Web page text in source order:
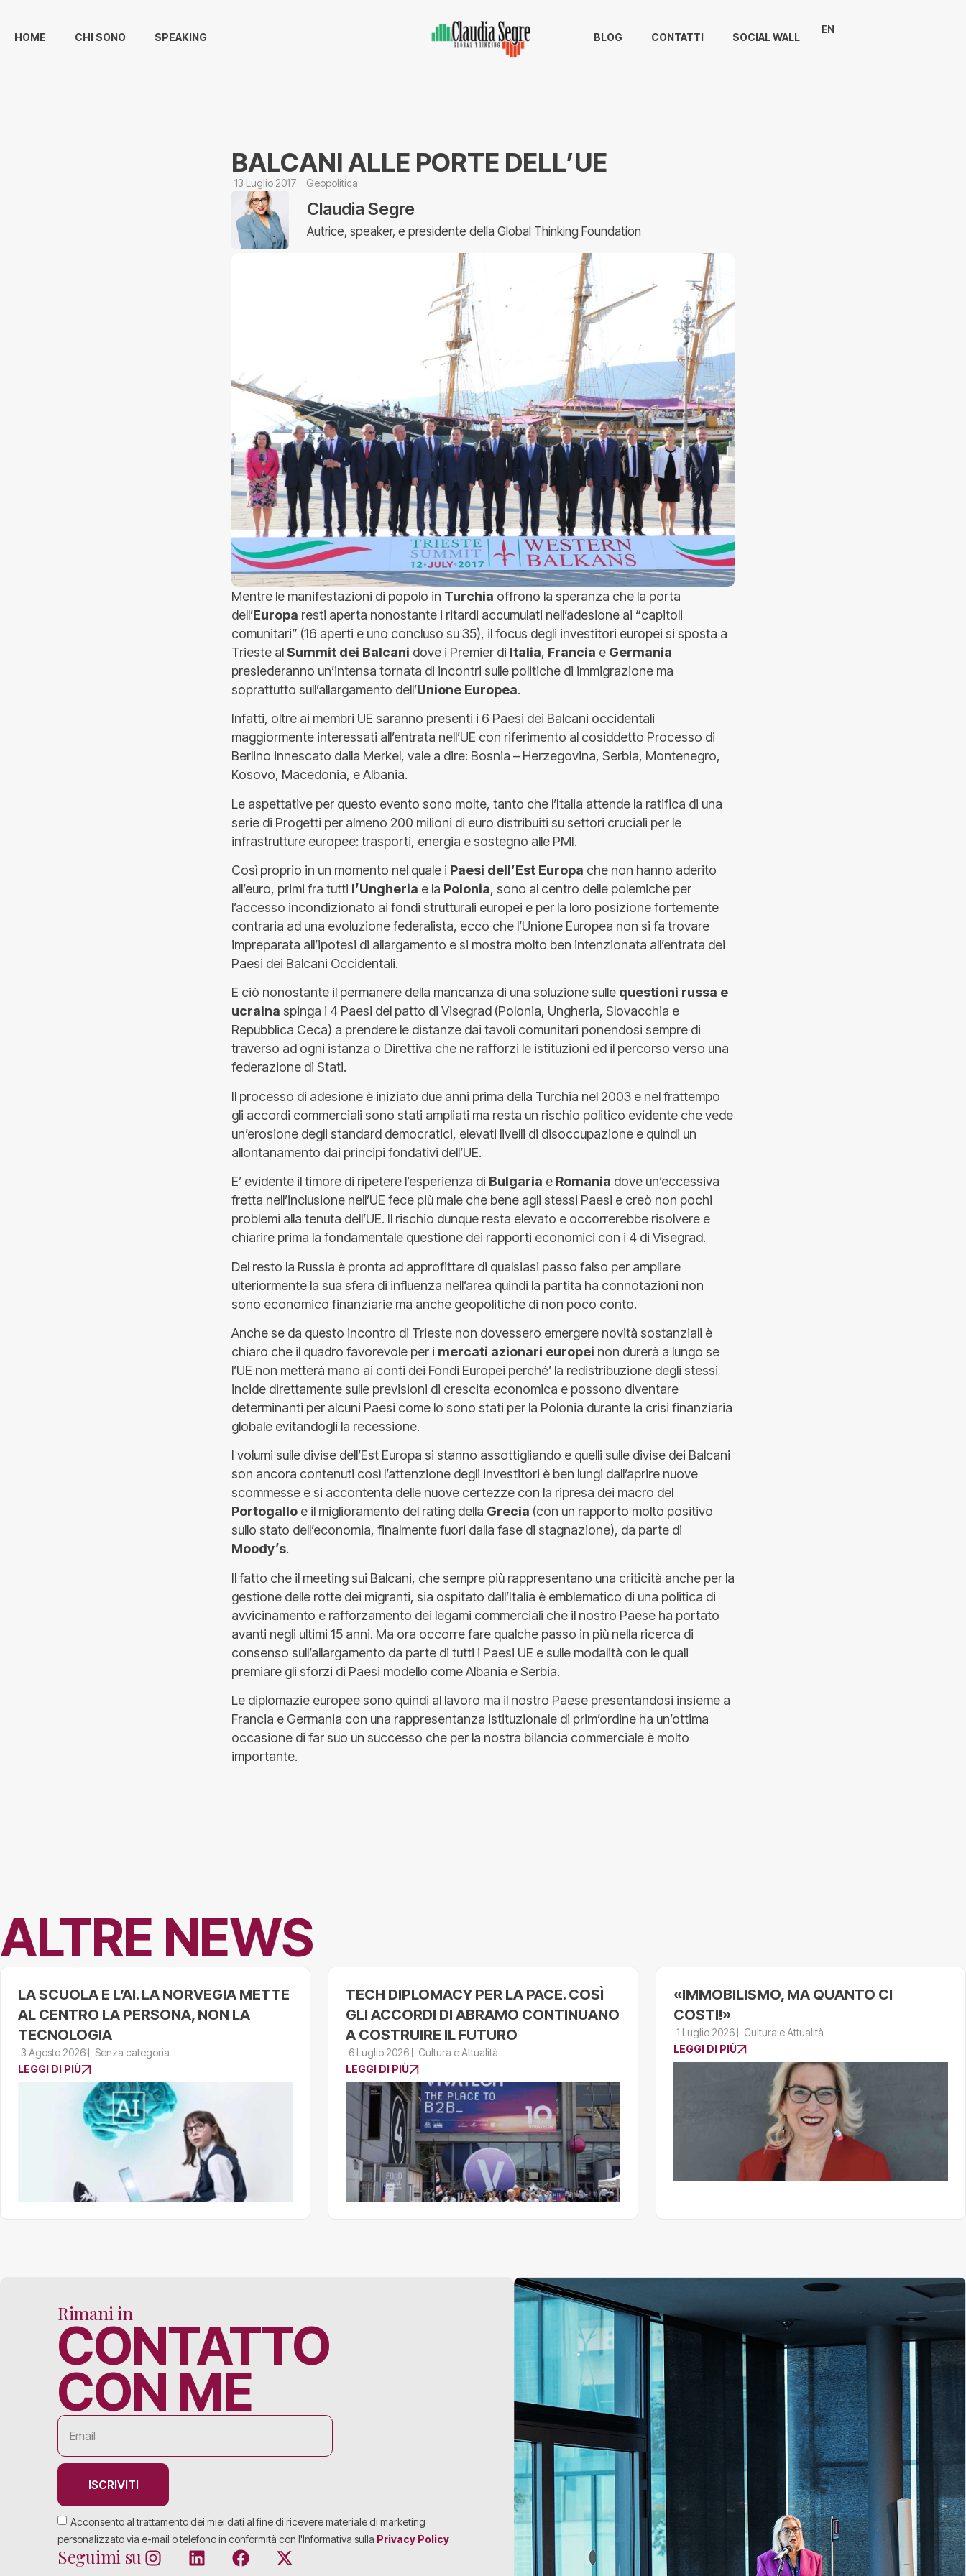
HOME CHI SONO SPEAKING BLOG CONTATTI SOCIAL WALL
EN
BALCANI ALLE PORTE DELL’UE
13 Luglio 2017 Geopolitica
Claudia Segre
Autrice, speaker, e presidente della Global Thinking Foundation
Mentre le manifestazioni di popolo in Turchia offrono la speranza che la porta
dell’Europa resti aperta nonostante i ritardi accumulati nell’adesione ai “capitoli
comunitari” (16 aperti e uno concluso su 35), il focus degli investitori europei si sposta a
Trieste alSummit dei Balcani dove i Premier di Italia, Francia e Germania
presiederanno un’intensa tornata di incontri sulle politiche di immigrazione ma
soprattutto sull’allargamento dell’Unione Europea.
Infatti, oltre ai membri UE saranno presenti i 6 Paesi dei Balcani occidentali
maggiormente interessati all’entrata nell’UE con riferimento al cosiddetto Processo di
Berlino innescato dalla Merkel, vale a dire: Bosnia – Herzegovina, Serbia, Montenegro,
Kosovo, Macedonia, e Albania.
Le aspettative per questo evento sono molte, tanto che l’Italia attende la ratifica di una
serie di Progetti per almeno 200 milioni di euro distribuiti su settori cruciali per le
infrastrutture europee: trasporti, energia e sostegno alle PMI.
Così proprio in un momento nel quale i Paesi dell’Est Europa che non hanno aderito
all’euro, primi fra tutti l’Ungheria e la Polonia, sono al centro delle polemiche per
l’accesso incondizionato ai fondi strutturali europei e per la loro posizione fortemente
contraria ad una evoluzione federalista, ecco che l’Unione Europea non si fa trovare
impreparata all’ipotesi di allargamento e si mostra molto ben intenzionata all’entrata dei
Paesi dei Balcani Occidentali.
E ciò nonostante il permanere della mancanza di una soluzione sulle questioni russa e
ucraina spinga i 4 Paesi del patto di Visegrad (Polonia, Ungheria, Slovacchia e
Repubblica Ceca) a prendere le distanze dai tavoli comunitari ponendosi sempre di
traverso ad ogni istanza o Direttiva che ne rafforzi le istituzioni ed il percorso verso una
federazione di Stati.
Il processo di adesione è iniziato due anni prima della Turchia nel 2003 e nel frattempo
gli accordi commerciali sono stati ampliati ma resta un rischio politico evidente che vede
un’erosione degli standard democratici, elevati livelli di disoccupazione e quindi un
allontanamento dai principi fondativi dell’UE.
E’ evidente il timore di ripetere l’esperienza di Bulgaria e Romania dove un’eccessiva
fretta nell’inclusione nell’UE fece più male che bene agli stessi Paesi e creò non pochi
problemi alla tenuta dell’UE. Il rischio dunque resta elevato e occorrerebbe risolvere e
chiarire prima la fondamentale questione dei rapporti economici con i 4 di Visegrad.
Del resto la Russia è pronta ad approfittare di qualsiasi passo falso per ampliare
ulteriormente la sua sfera di influenza nell’area quindi la partita ha connotazioni non
sono economico finanziarie ma anche geopolitiche di non poco conto.
Anche se da questo incontro di Trieste non dovessero emergere novità sostanziali è
chiaro che il quadro favorevole per i mercati azionari europei non durerà a lungo se
l’UE non metterà mano ai conti dei Fondi Europei perché’ la redistribuzione degli stessi
incide direttamente sulle previsioni di crescita economica e possono diventare
determinanti per alcuni Paesi come lo sono stati per la Polonia durante la crisi finanziaria
globale evitandogli la recessione.
I volumi sulle divise dell’Est Europa si stanno assottigliando e quelli sulle divise dei Balcani
son ancora contenuti così l’attenzione degli investitori è ben lungi dall’aprire nuove
scommesse e si accontenta delle nuove certezze con la ripresa dei macro del
Portogallo e il miglioramento del rating della Grecia (con un rapporto molto positivo
sullo stato dell’economia, finalmente fuori dalla fase di stagnazione), da parte di
Moody’s.
Il fatto che il meeting sui Balcani, che sempre più rappresentano una criticità anche per la
gestione delle rotte dei migranti, sia ospitato dall’Italia è emblematico di una politica di
avvicinamento e rafforzamento dei legami commerciali che il nostro Paese ha portato
avanti negli ultimi 15 anni. Ma ora occorre fare qualche passo in più nella ricerca di
consenso sull’allargamento da parte di tutti i Paesi UE e sulle modalità con le quali
premiare gli sforzi di Paesi modello come Albania e Serbia.
Le diplomazie europee sono quindi al lavoro ma il nostro Paese presentandosi insieme a
Francia e Germania con una rappresentanza istituzionale di prim’ordine ha un’ottima
occasione di far suo un successo che per la nostra bilancia commerciale è molto
importante.
ALTRE NEWS
LA SCUOLA E L’AI. LA NORVEGIA METTE
AL CENTRO LA PERSONA, NON LA
TECNOLOGIA
3 Agosto 2026
Senza categoria
LEGGI DI PIÙ
TECH DIPLOMACY PER LA PACE. COSÌ
GLI ACCORDI DI ABRAMO CONTINUANO
A COSTRUIRE IL FUTURO
6 Luglio 2026
Cultura e Attualità
LEGGI DI PIÙ
«IMMOBILISMO, MA QUANTO CI
COSTI!»
1 Luglio 2026
Cultura e Attualità
LEGGI DI PIÙ
Rimani in
CONTATTO
CON ME
Acconsento al trattamento dei miei dati al fine di ricevere materiale di marketing
personalizzato via e-mail o telefono in conformità con l'Informativa sulla Privacy Policy
ISCRIVITI
Seguimi su